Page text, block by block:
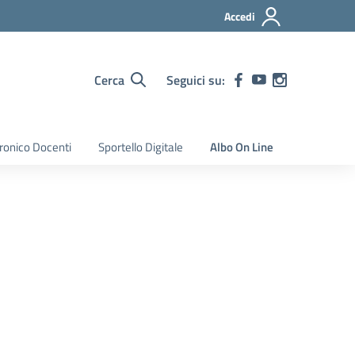
Accedi
Cerca Seguici su:
Docenti Sportello Digitale Albo On Line